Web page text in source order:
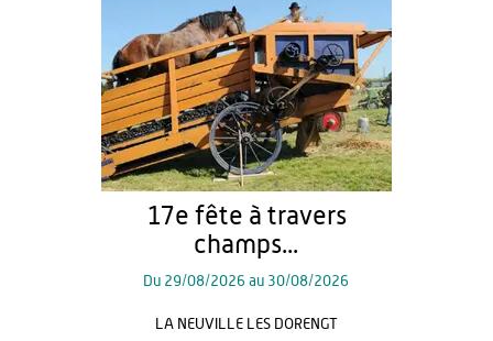
17e fête à travers
champs...
Du 29/08/2026 au 30/08/2026
LA NEUVILLE LES DORENGT